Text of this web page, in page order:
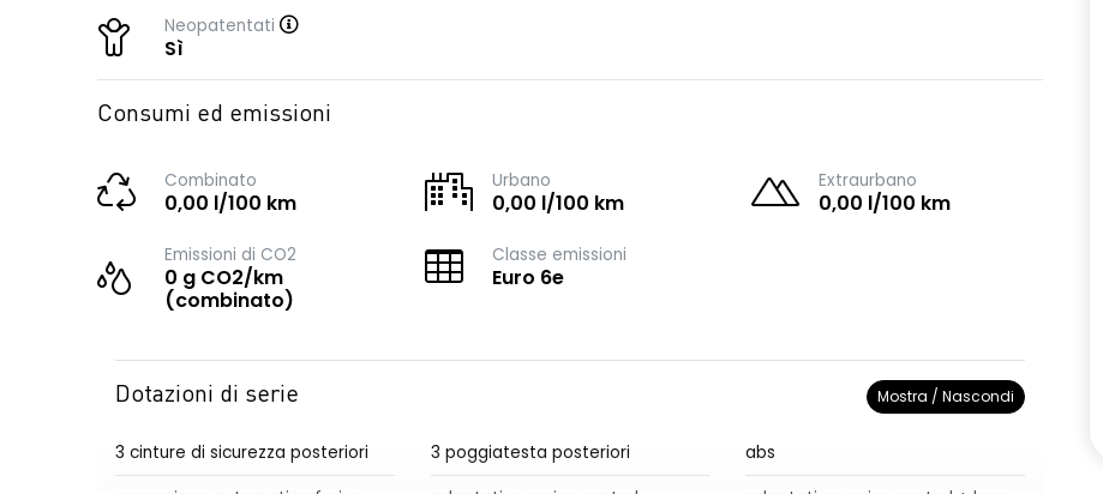
Neopatentati
Sì
Consumi ed emissioni
Combinato
0,00 l/100 km
Urbano
0,00 l/100 km
Extraurbano
0,00 l/100 km
Emissioni di CO2
0 g CO2/km
(combinato)
Classe emissioni
Euro 6e
Dotazioni di serie Mostra / Nascondi
3 cinture di sicurezza posteriori 3 poggiatesta posteriori
abs